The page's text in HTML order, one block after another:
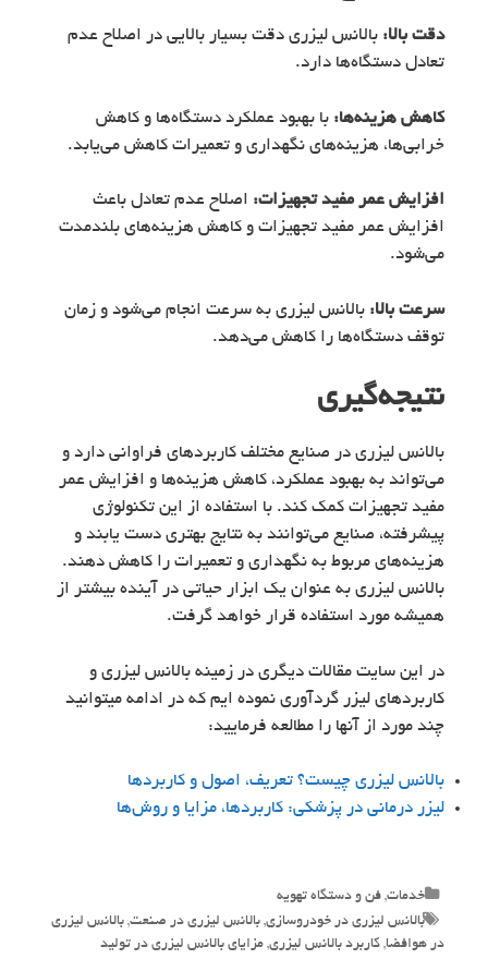
دقت بالا: بالانس لیزری دقت بسیار بالایی در اصلاح عدم
تعادل دستگاه‌ها دارد.
کاهش هزینه‌ها: با بهبود عملکرد دستگاه‌ها و کاهش
خرابی‌ها، هزینه‌های نگهداری و تعمیرات کاهش می‌یابد.
افزایش عمر مفید تجهیزات: اصلاح عدم تعادل باعث
افزایش عمر مفید تجهیزات و کاهش هزینه‌های بلندمدت
می‌شود.
سرعت بالا: بالانس لیزری به سرعت انجام می‌شود و زمان
توقف دستگاه‌ها را کاهش می‌دهد.
نتیجه‌گیری
بالانس لیزری در صنایع مختلف کاربردهای فراوانی دارد و
می‌تواند به بهبود عملکرد، کاهش هزینه‌ها و افزایش عمر
مفید تجهیزات کمک کند. با استفاده از این تکنولوژی
پیشرفته، صنایع می‌توانند به نتایج بهتری دست یابند و
هزینه‌های مربوط به نگهداری و تعمیرات را کاهش دهند.
بالانس لیزری به عنوان یک ابزار حیاتی در آینده بیشتر از
همیشه مورد استفاده قرار خواهد گرفت.
در این سایت مقالات دیگری در زمینه بالانس لیزری و
کاربردهای لیزر گردآوری نموده ایم که در ادامه میتوانید
چند مورد از آنها را مطالعه فرمایید:
بالانس لیزری چیست؟ تعریف، اصول و کاربردها
لیزر درمانی در پزشکی: کاربردها، مزایا و روش‌ها
Categories
خدمات, فن و دستگاه تهویه
Tags
بالانس لیزری در خودروسازی, بالانس لیزری در صنعت, بالانس لیزری
در هوافضا, کاربرد بالانس لیزری, مزایای بالانس لیزری در تولید